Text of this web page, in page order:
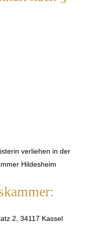
verliehen in der
Hildesheim
2, 34117 Kassel